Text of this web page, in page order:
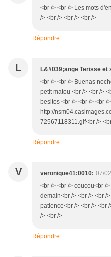
<br /> <br /> Les mots
/> <br /> <br /> <br />
Répondre
L L&#039;ange Terisse
<br /> <br /> Buenas
petit matou <br /> <br />
besitos <br /> <br /> <br /
http://
72567118311.gif<br />
Répondre
V veronique41:0010: 07/
<br /> <br /> coucou<br /
demain<br /> <br /> <br /
patience<br /> <br /> <br
/> <br />
Répondre